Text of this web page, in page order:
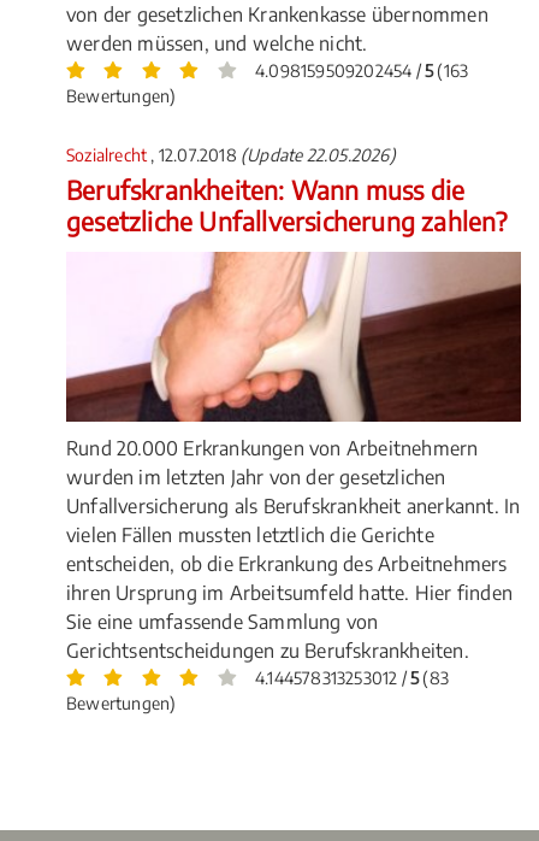
von der gesetzlichen Krankenkasse übernommen
werden müssen, und welche nicht.
4.098159509202454 /5(163
Bewertungen)
Sozialrecht , 12.07.2018 (Update 22.05.2026)
Berufskrankheiten: Wann muss die
gesetzliche Unfallversicherung zahlen?
Rund 20.000 Erkrankungen von Arbeitnehmern
wurden im letzten Jahr von der gesetzlichen
Unfallversicherung als Berufskrankheit anerkannt. In
vielen Fällen mussten letztlich die Gerichte
entscheiden, ob die Erkrankung des Arbeitnehmers
ihren Ursprung im Arbeitsumfeld hatte. Hier finden
Sie eine umfassende Sammlung von
Gerichtsentscheidungen zu Berufskrankheiten.
4.144578313253012 /5(83
Bewertungen)